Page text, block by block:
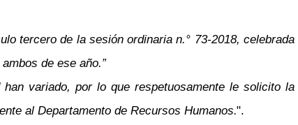
tercero de la sesión ordinaria n.° 73-2018, celebrada
de ese año.”
variado, por lo que respetuosamente le solicito la
al Departamento de Recursos Humanos.".